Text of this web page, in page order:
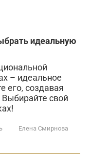
идеальную
– идеальное
его, создавая
свой
Елена Смирнова